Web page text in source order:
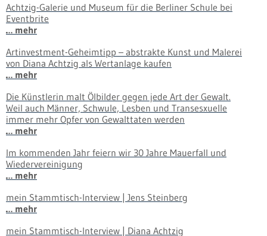
Achtzig-Galerie und Museum für die Berliner Schule bei
Eventbrite
… mehr
Artinvestment-Geheimtipp – abstrakte Kunst und Malerei
von Diana Achtzig als Wertanlage kaufen
… mehr
Die Künstlerin malt Ölbilder gegen jede Art der Gewalt.
Weil auch Männer, Schwule, Lesben und Transesxuelle
immer mehr Opfer von Gewalttaten werden
… mehr
Im kommenden Jahr feiern wir 30 Jahre Mauerfall und
Wiedervereinigung
… mehr
mein Stammtisch-Interview | Jens Steinberg
… mehr
mein Stammtisch-Interview | Diana Achtzig